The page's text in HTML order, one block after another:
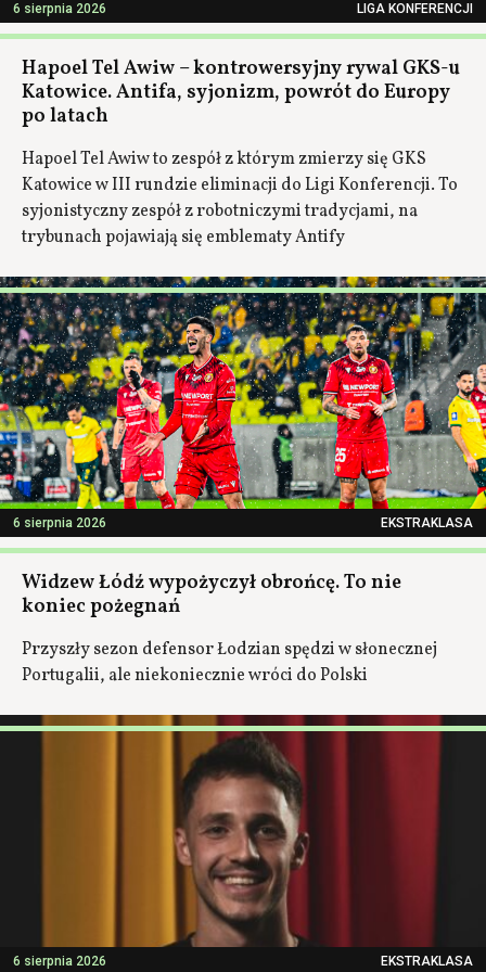
6 sierpnia 2026 LIGA KONFERENCJI
Hapoel Tel Awiw – kontrowersyjny rywal GKS-u
Katowice. Antifa, syjonizm, powrót do Europy
po latach
Hapoel Tel Awiw to zespół z którym zmierzy się GKS
Katowice w III rundzie eliminacji do Ligi Konferencji. To
syjonistyczny zespół z robotniczymi tradycjami, na
trybunach pojawiają się emblematy Antify
6 sierpnia 2026 EKSTRAKLASA
Widzew Łódź wypożyczył obrońcę. To nie
koniec pożegnań
Przyszły sezon defensor Łodzian spędzi w słonecznej
Portugalii, ale niekoniecznie wróci do Polski
6 sierpnia 2026 EKSTRAKLASA